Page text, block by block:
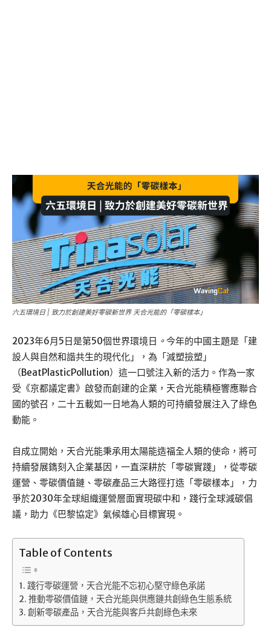
六五環境日 | 致力於創建美好零碳新世界 天合光能的「零碳樣本」
2023年6月5日是第50個世界環境日 。今年的中國主題是「建
設人與自然和諧共生的現代化」，為「減塑撿塑」
（BeatPlasticPollution）這一口號注入新的活力。作為一家
受《京都議定書》啟發而創建的企業，天合光能積極響應聯合
國的號召，二十五載如一日地為人類的可持續發展注入了綠色
動能。
自成立開始，天合光能秉承用太陽能造福全人類的使命，將可
持續發展鐫刻入企業基因，一直深耕於「零碳實踐」，從零碳
運營、零碳價值鏈、零碳產品三大路徑打造「零碳樣本」，力
爭於2030年全球組織運營層面實現碳中和，踐行全球減碳倡
議，助力《巴黎協定》氣候雄心目標實現。
Table of Contents
踐行零碳運營，天合光能不忘初心堅守綠色承諾
推動零碳價值鏈，天合光能與供應鏈共創綠色生態系統
創新零碳產品，天合光能與客戶共創綠色未來